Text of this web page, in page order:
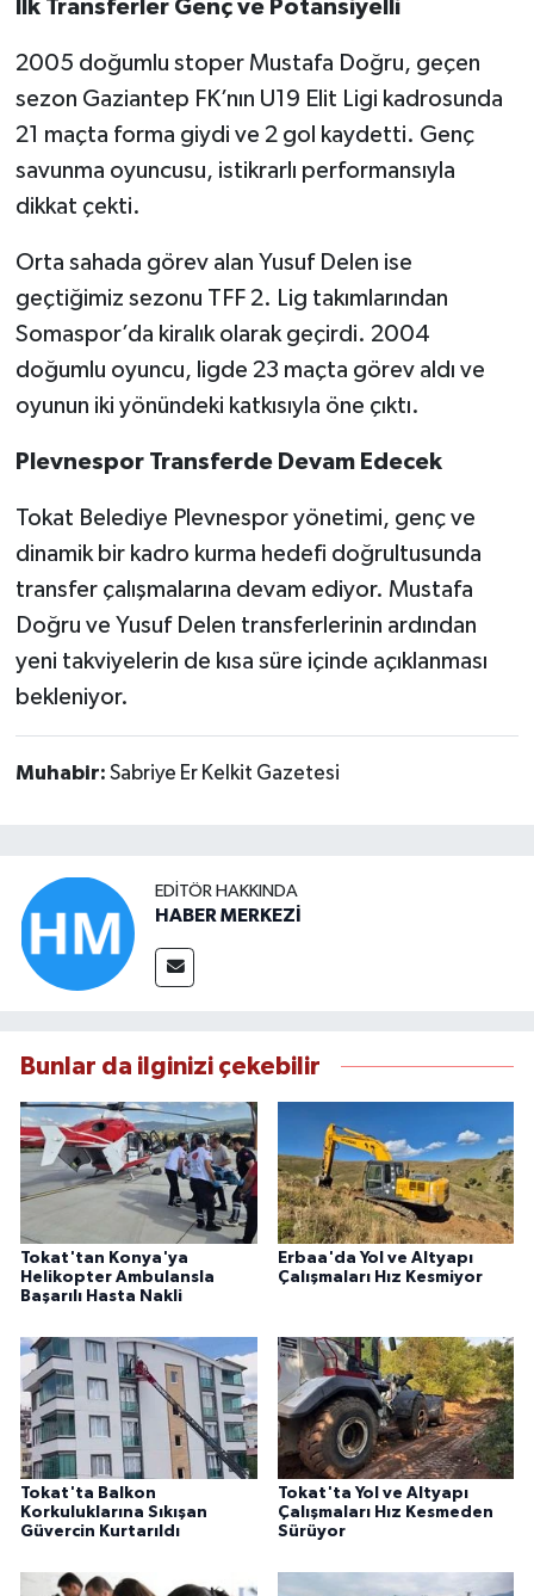
İlk Transferler Genç ve Potansiyelli
2005 doğumlu stoper Mustafa Doğru, geçen
sezon Gaziantep FK’nın U19 Elit Ligi kadrosunda
21 maçta forma giydi ve 2 gol kaydetti. Genç
savunma oyuncusu, istikrarlı performansıyla
dikkat çekti.
Orta sahada görev alan Yusuf Delen ise
geçtiğimiz sezonu TFF 2. Lig takımlarından
Somaspor’da kiralık olarak geçirdi. 2004
doğumlu oyuncu, ligde 23 maçta görev aldı ve
oyunun iki yönündeki katkısıyla öne çıktı.
Plevnespor Transferde Devam Edecek
Tokat Belediye Plevnespor yönetimi, genç ve
dinamik bir kadro kurma hedefi doğrultusunda
transfer çalışmalarına devam ediyor. Mustafa
Doğru ve Yusuf Delen transferlerinin ardından
yeni takviyelerin de kısa süre içinde açıklanması
bekleniyor.
Muhabir: Sabriye Er Kelkit Gazetesi
EDITÖR HAKKINDA
HABER MERKEZİ
Bunlar da ilginizi çekebilir
Tokat'tan Konya'ya
Helikopter Ambulansla
Başarılı Hasta Nakli
Erbaa'da Yol ve Altyapı
Çalışmaları Hız Kesmiyor
Tokat'ta Balkon
Korkuluklarına Sıkışan
Güvercin Kurtarıldı
Tokat'ta Yol ve Altyapı
Çalışmaları Hız Kesmeden
Sürüyor